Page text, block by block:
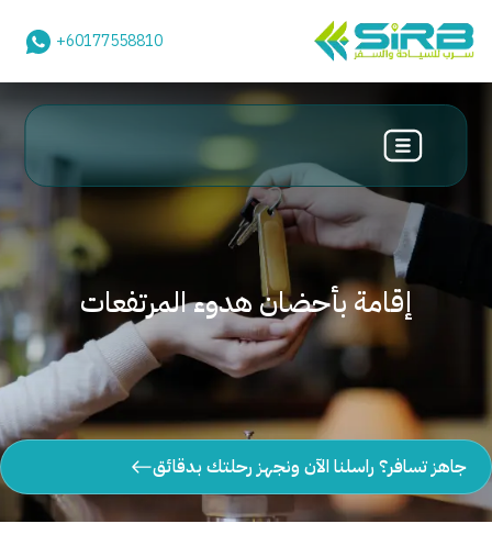
+60177558810
إقامة بأحضان هدوء المرتفعات
جاهز تسافر؟ راسلنا الآن ونجهز رحلتك بدقائق